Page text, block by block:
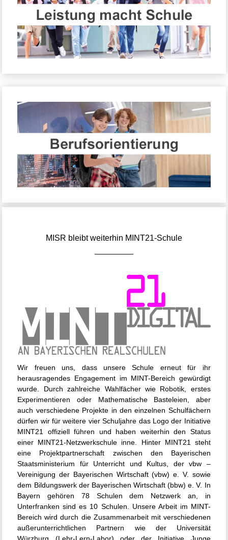
MISR bleibt weiterhin MINT21-Schule
Wir freuen uns, dass unsere Schule erneut für ihr
herausragendes Engagement im MINT-Bereich gewürdigt
wurde. Durch zahlreiche Wahlfächer wie Robotik, erstes
Experimentieren oder Mathematische Basteleien, aber
auch verschiedene Projekte in den einzelnen Schulfächern
dürfen wir für weitere vier Schuljahre das Logo der Initiative
MINT21 offiziell führen und haben weiterhin den Status
einer MINT21-Netzwerkschule inne. Hinter MINT21 steht
eine Projektpartnerschaft zwischen den Bayerischen
Staatsministerium für Unterricht und Kultus, der vbw –
Vereinigung der Bayerischen Wirtschaft (vbw) e. V. sowie
dem Bildungswerk der Bayerischen Wirtschaft (bbw) e. V. In
Bayern gehören 78 Schulen dem Netzwerk an, in
Unterfranken sind es 10 Schulen. Unsere Arbeit im MINT-
Bereich wird durch die Zusammenarbeit mit verschiedenen
außerunterrichtlichen Partnern wie der Universität